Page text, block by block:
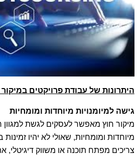
היתרונות של עבודת פרויקטים במיקור
גישה למיומנויות מיוחדות ומומחיות
מיקור חוץ מאפשר לעסקים לגשת למגוון
מיוחדות ומומחיות, שאולי לא יהיו
צריכים מפתח תוכנה או משווק דיגיטלי,